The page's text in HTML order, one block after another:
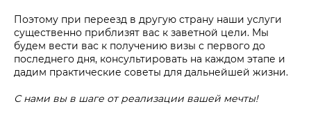
Поэтому при переезд в другую страну наши услуги
существенно приблизят вас к заветной цели. Мы
будем вести вас к получению визы с первого до
последнего дня, консультировать на каждом этапе и
дадим практические советы для дальнейшей жизни.
С нами вы в шаге от реализации вашей мечты!